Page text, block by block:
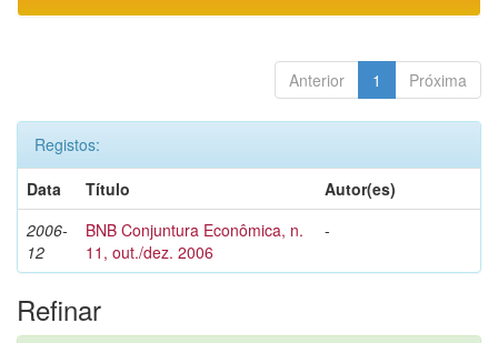
Anterior 1 Próxima
Registos:
Data
Título
Autor(es)
2006-
12
BNB Conjuntura Econômica, n.
11, out./dez. 2006
-
Refinar